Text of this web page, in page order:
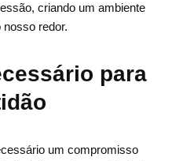
criando um ambiente
redor.
para
um compromisso